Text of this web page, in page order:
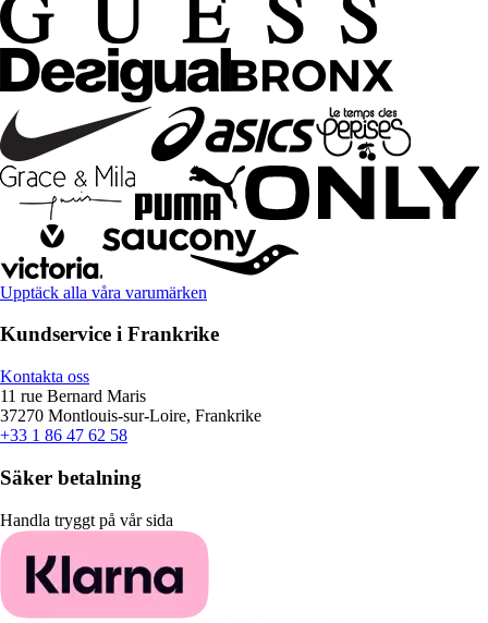
Upptäck alla våra varumärken
Kundservice i Frankrike
Kontakta oss
11 rue Bernard Maris
37270 Montlouis-sur-Loire, Frankrike
+33 1 86 47 62 58
Säker betalning
Handla tryggt på vår sida